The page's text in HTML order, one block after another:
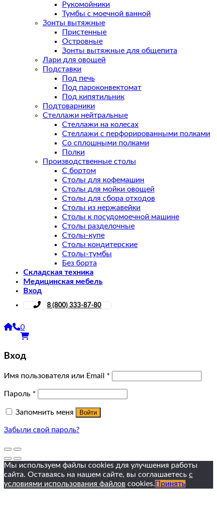
Рукомойники
Тумбы с моечной ванной
Зонты вытяжные
Пристенные
Островные
Зонты вытяжные для общепита
Лари для овощей
Подставки
Под печь
Под пароконвектомат
Под кипятильник
Подтоварники
Стеллажи нейтральные
Стеллажи на колесах
Стеллажи с перфорированными полками
Со сплошными полками
Полки
Производственные столы
С бортом
Столы для кофемашин
Столы для мойки овощей
Столы для сбора отходов
Столы из нержавейки
Столы к посудомоечной машине
Столы разделочные
Столы-купе
Столы кондитерские
Столы-тумбы
Без борта
Складская техника
Медицинская мебель
Вход
8 (800) 333-87-80
0
Вход
Имя пользователя или Email *
Пароль *
Запомнить меня Войти
Забыли свой пароль?
Мы используем файлы cookies для улучшения работы
сайта. Оставаясь на нашем сайте, вы соглашаетесь с
условиями использования файлов cookies. Принять